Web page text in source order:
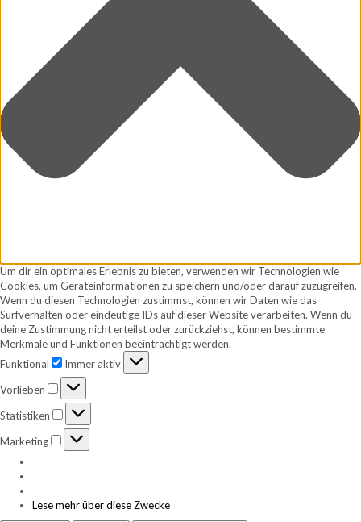
Um dir ein optimales Erlebnis zu bieten, verwenden wir Technologien wie
Cookies, um Geräteinformationen zu speichern und/oder darauf zuzugreifen.
Wenn du diesen Technologien zustimmst, können wir Daten wie das
Surfverhalten oder eindeutige IDs auf dieser Website verarbeiten. Wenn du
deine Zustimmung nicht erteilst oder zurückziehst, können bestimmte
Merkmale und Funktionen beeinträchtigt werden.
Funktional
Funktional
Immer aktiv
Vorlieben
Vorlieben
Statistiken Statistiken
Marketing Marketing
Lese mehr über diese Zwecke